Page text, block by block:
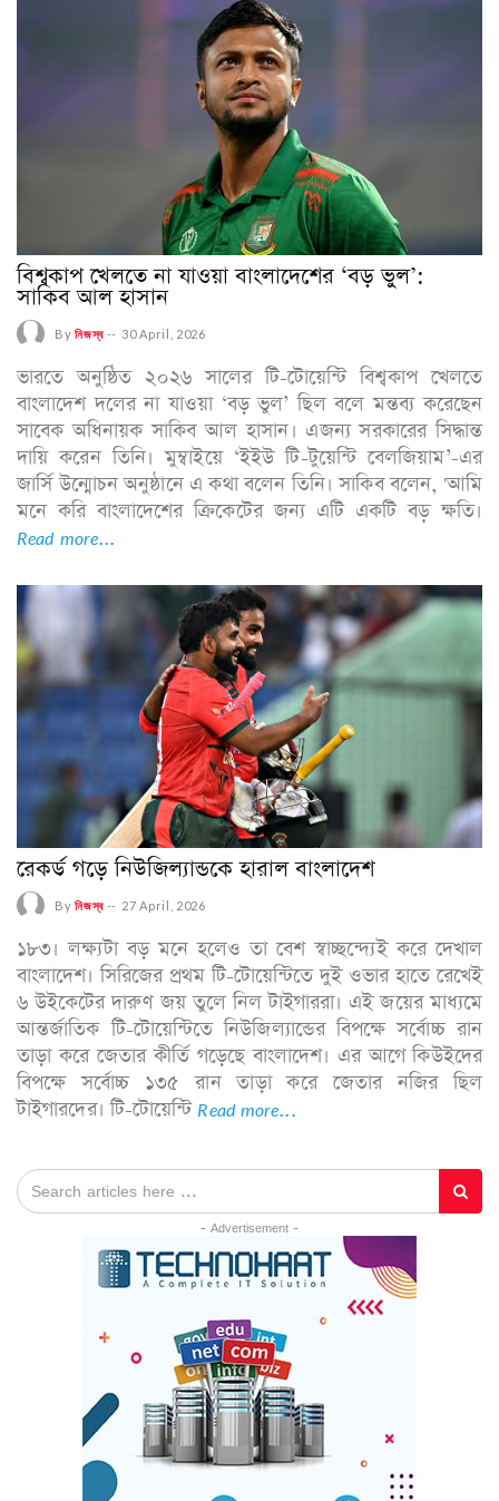
বিশ্বকাপ খেলতে না যাওয়া বাংলাদেশের ‘বড় ভুল’:
সাকিব আল হাসান
Byনিজস্ব-- 30 April, 2026
ভারতে অনুষ্ঠিত ২০২৬ সালের টি-টোয়েন্টি বিশ্বকাপ খেলতে
বাংলাদেশ দলের না যাওয়া ‘বড় ভুল’ ছিল বলে মন্তব্য করেছেন
সাবেক অধিনায়ক সাকিব আল হাসান। এজন্য সরকারের সিদ্ধান্ত
দায়ি করেন তিনি। মুম্বাইয়ে ‘ইইউ টি-টুয়েন্টি বেলজিয়াম’-এর
জার্সি উন্মোচন অনুষ্ঠানে এ কথা বলেন তিনি। সাকিব বলেন, 'আমি
মনে করি বাংলাদেশের ক্রিকেটের জন্য এটি একটি বড় ক্ষতি।
Read more...
রেকর্ড গড়ে নিউজিল্যান্ডকে হারাল বাংলাদেশ
Byনিজস্ব-- 27 April, 2026
১৮৩। লক্ষ্যটা বড় মনে হলেও তা বেশ স্বাচ্ছন্দ্যেই করে দেখাল
বাংলাদেশ। সিরিজের প্রথম টি-টোয়েন্টিতে দুই ওভার হাতে রেখেই
৬ উইকেটের দারুণ জয় তুলে নিল টাইগাররা। এই জয়ের মাধ্যমে
আন্তর্জাতিক টি-টোয়েন্টিতে নিউজিল্যান্ডের বিপক্ষে সর্বোচ্চ রান
তাড়া করে জেতার কীর্তি গড়েছে বাংলাদেশ। এর আগে কিউইদের
বিপক্ষে সর্বোচ্চ ১৩৫ রান তাড়া করে জেতার নজির ছিল
টাইগারদের। টি-টোয়েন্টি Read more...
- Advertisement -